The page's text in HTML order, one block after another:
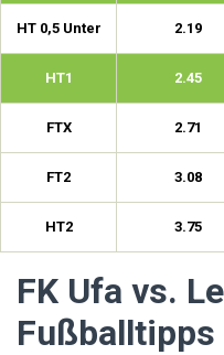
HT 0,5 Unter 2.19
HT1 2.45
FTX 2.71
FT2 3.08
HT2 3.75
FK Ufa vs.
Fußballtipps